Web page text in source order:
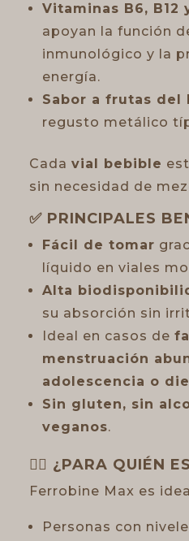
Vitaminas B6,
apoyan la función
inmunológico y la
energía.
Sabor a frutas del
regusto metálico
Cada vial bebible
sin necesidad de
✅ PRINCIPALES
Fácil de tomar
líquido en viales
Alta
su absorción sin
Ideal en casos de
menstruación
adolescencia o
Sin gluten, sin
veganos.
👨‍⚕️ ¿PARA QUIÉN
Ferrobine Max es
Personas con